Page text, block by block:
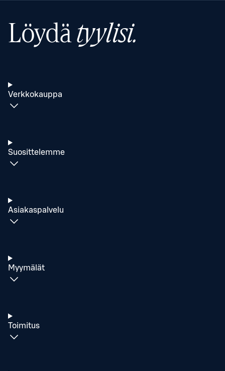
Löydätyylisi.
Verkkokauppa
Suosittelemme
Asiakaspalvelu
Myymälät
Toimitus